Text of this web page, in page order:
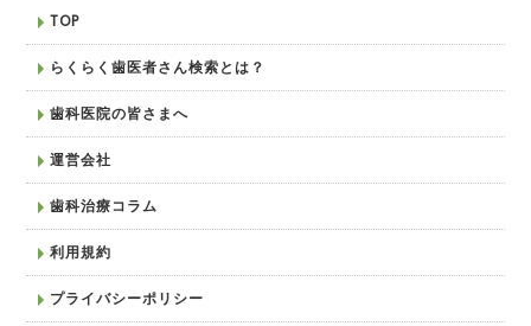
TOP
らくらく歯医者さん検索とは？
歯科医院の皆さまへ
運営会社
歯科治療コラム
利用規約
プライバシーポリシー